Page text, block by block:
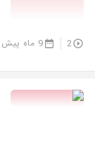
2 9 ماه پیش